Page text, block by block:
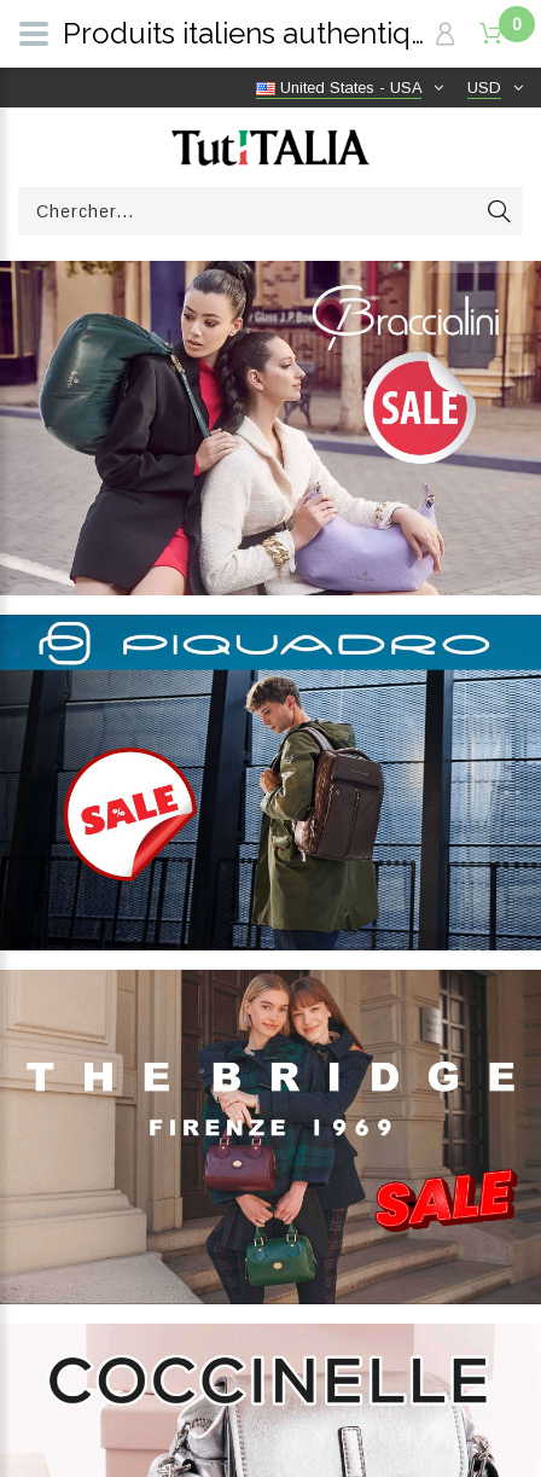
USD
United States - USA
0
Produits italiens authentiques, livraison gratuite dans le monde entier | TutITALIA